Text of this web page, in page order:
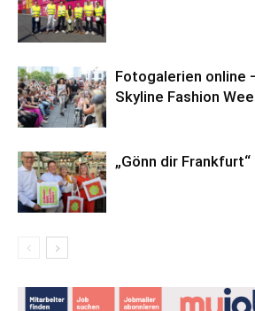
Fotogalerien online
Skyline Fashion
„Gönn dir